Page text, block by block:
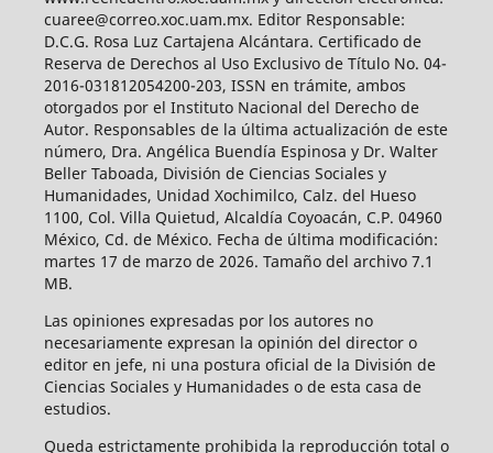
cuaree@correo.xoc.uam.mx. Editor Responsable:
D.C.G. Rosa Luz Cartajena Alcántara. Certificado de
Reserva de Derechos al Uso Exclusivo de Título No. 04-
2016-031812054200-203, ISSN en trámite, ambos
otorgados por el Instituto Nacional del Derecho de
Autor. Responsables de la última actualización de este
número, Dra. Angélica Buendía Espinosa y Dr. Walter
Beller Taboada, División de Ciencias Sociales y
Humanidades, Unidad Xochimilco, Calz. del Hueso
1100, Col. Villa Quietud, Alcaldía Coyoacán, C.P. 04960
México, Cd. de México. Fecha de última modificación:
martes 17 de marzo de 2026. Tamaño del archivo 7.1
MB.
Las opiniones expresadas por los autores no
necesariamente expresan la opinión del director o
editor en jefe, ni una postura oficial de la División de
Ciencias Sociales y Humanidades o de esta casa de
estudios.
Queda estrictamente prohibida la reproducción total o